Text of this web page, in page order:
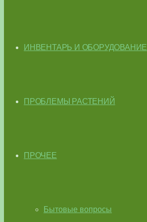
ИНВЕНТАРЬ И ОБОРУДОВАНИЕ
ПРОБЛЕМЫ РАСТЕНИЙ
ПРОЧЕЕ
Бытовые вопросы